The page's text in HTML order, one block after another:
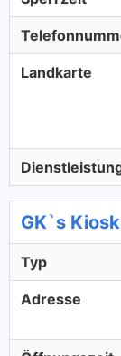
Landkarte
GK`s
Typ
Adresse